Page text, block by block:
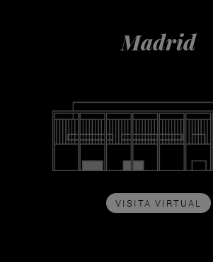
Madrid
VISITA VIRTUAL